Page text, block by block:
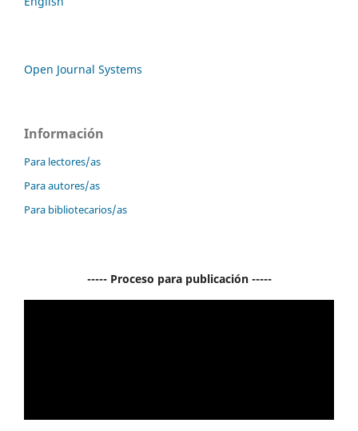
Open Journal Systems
Información
Para lectores/as
Para autores/as
Para bibliotecarios/as
----- Proceso para publicación -----